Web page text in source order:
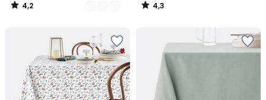
4,2
/
4,3
/